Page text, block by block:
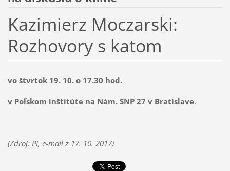
Kazimierz Moczarski:
Rozhovory s katom
vo štvrtok 19. 10. o 17.30 hod.
v Poľskom inštitúte na Nám. SNP 27 v Bratislave.
(Zdroj: PI, e-mail z 17. 10. 2017)